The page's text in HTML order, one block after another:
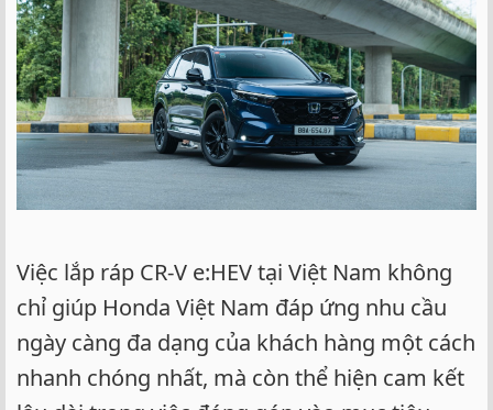
Việc lắp ráp CR-V e:HEV tại Việt Nam không
chỉ giúp Honda Việt Nam đáp ứng nhu cầu
ngày càng đa dạng của khách hàng một cách
nhanh chóng nhất, mà còn thể hiện cam kết